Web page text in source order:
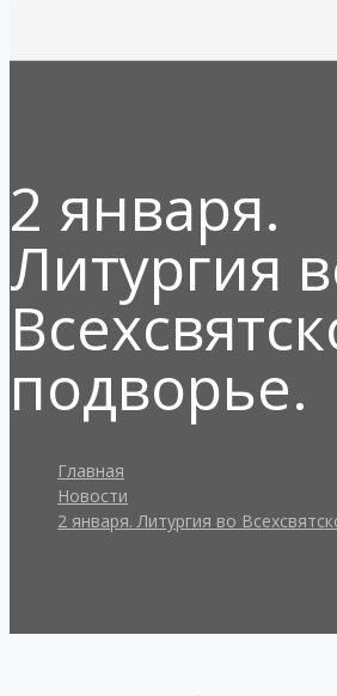
2 января.
Литургия
подворье.
Главная
Новости
2 января. Литургия во